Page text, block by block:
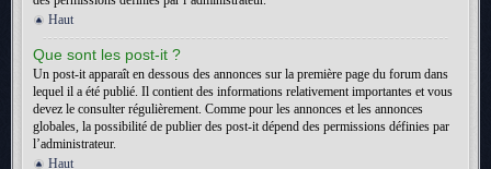
Haut
Que sont les post-it ?
Un post-it apparaît en dessous des annonces sur la première page du forum dans
lequel il a été publié. Il contient des informations relativement importantes et vous
devez le consulter régulièrement. Comme pour les annonces et les annonces
globales, la possibilité de publier des post-it dépend des permissions définies par
l’administrateur.
Haut